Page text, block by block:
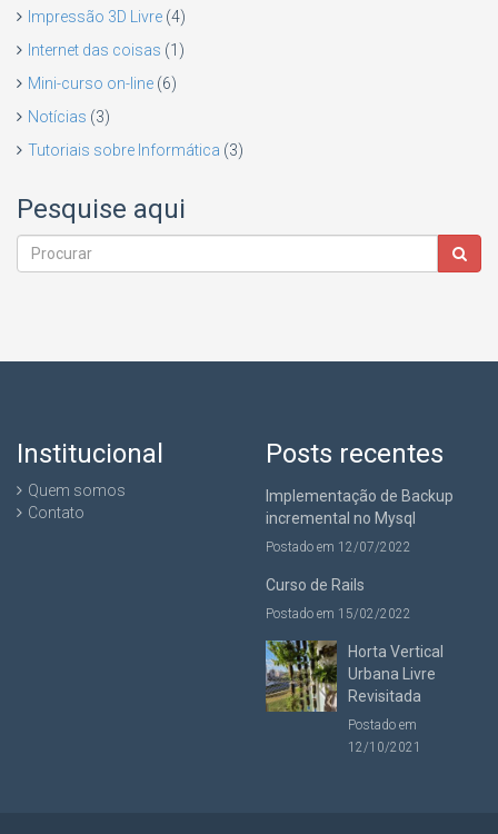
Impressão 3D Livre (4)
Internet das coisas (1)
Mini-curso on-line (6)
Notícias (3)
Tutoriais sobre Informática (3)
Pesquise aqui
Institucional
Quem somos
Contato
Posts recentes
Implementação de Backup
incremental no Mysql
Postado em 12/07/2022
Curso de Rails
Postado em 15/02/2022
Horta Vertical
Urbana Livre
Revisitada
Postado em
12/10/2021